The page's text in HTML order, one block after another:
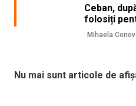
Ceban,
folosiți
Mihaela
Nu mai sunt articole de